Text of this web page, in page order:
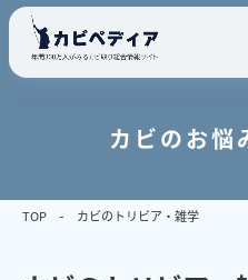
カビのお悩
TOP カビのトリビア・雑学